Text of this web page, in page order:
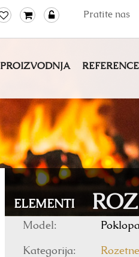
Pratite nas
PROIZVODNJA REFERENCE
ELEMENTI
Model:
Kategorija: Rozetne